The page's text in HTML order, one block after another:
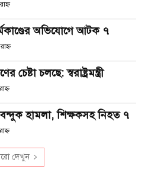
অভিযোগে আটক ৭
চলছে: স্বরাষ্ট্রমন্ত্রী
বন্দুক হামলা, শিক্ষকসহ নিহত ৭
দেখুন